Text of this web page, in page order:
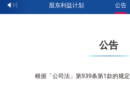
资料 股东利益计划 公告
公告
根据「公司法」第939条第1款的规定